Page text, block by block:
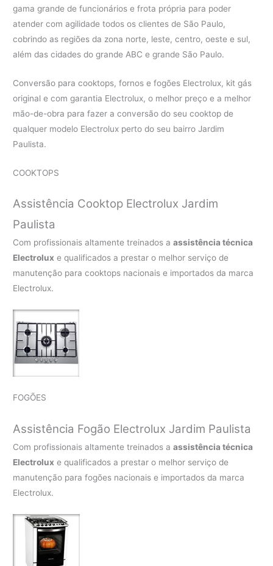
gama grande de funcionários e frota própria para poder
atender com agilidade todos os clientes de São Paulo,
cobrindo as regiões da zona norte, leste, centro, oeste e sul,
além das cidades do grande ABC e grande São Paulo.
Conversão para cooktops, fornos e fogões Electrolux, kit gás
original e com garantia Electrolux, o melhor preço e a melhor
mão-de-obra para fazer a conversão do seu cooktop de
qualquer modelo Electrolux perto do seu bairro Jardim
Paulista.
COOKTOPS
Assistência Cooktop Electrolux Jardim
Paulista
Com profissionais altamente treinados aassistência técnica
Electrolux e qualificados a prestar o melhor serviço de
manutenção para cooktops nacionais e importados da marca
Electrolux.
FOGÕES
Assistência Fogão Electrolux Jardim Paulista
Com profissionais altamente treinados aassistência técnica
Electrolux e qualificados a prestar o melhor serviço de
manutenção para fogões nacionais e importados da marca
Electrolux.